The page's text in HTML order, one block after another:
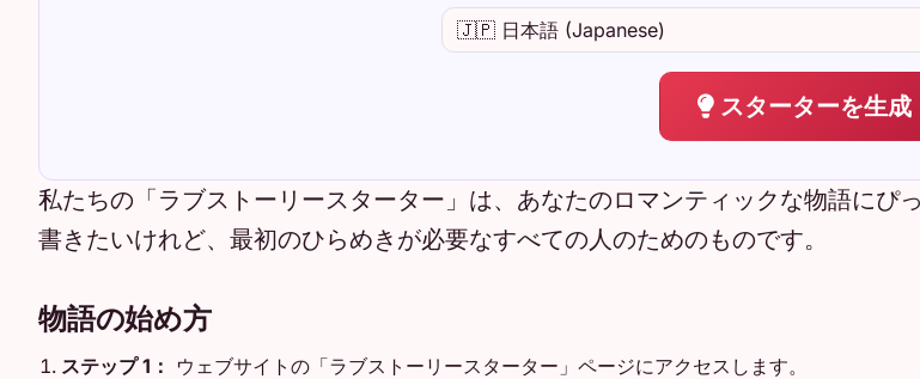
スターターを生成
私たちの「ラブストーリースターター」は、あなたのロマンティックな物語にぴ
書きたいけれど、最初のひらめきが必要なすべての人のためのものです。
物語の始め方
ステップ 1：
ウェブサイトの「ラブストーリースターター」ページにアクセスします。